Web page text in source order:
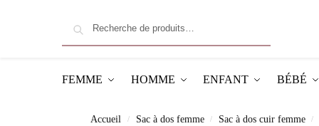
FEMME HOMME ENFANT BÉBÉ
Accueil / Sac à dos femme / Sac à dos cuir femme /